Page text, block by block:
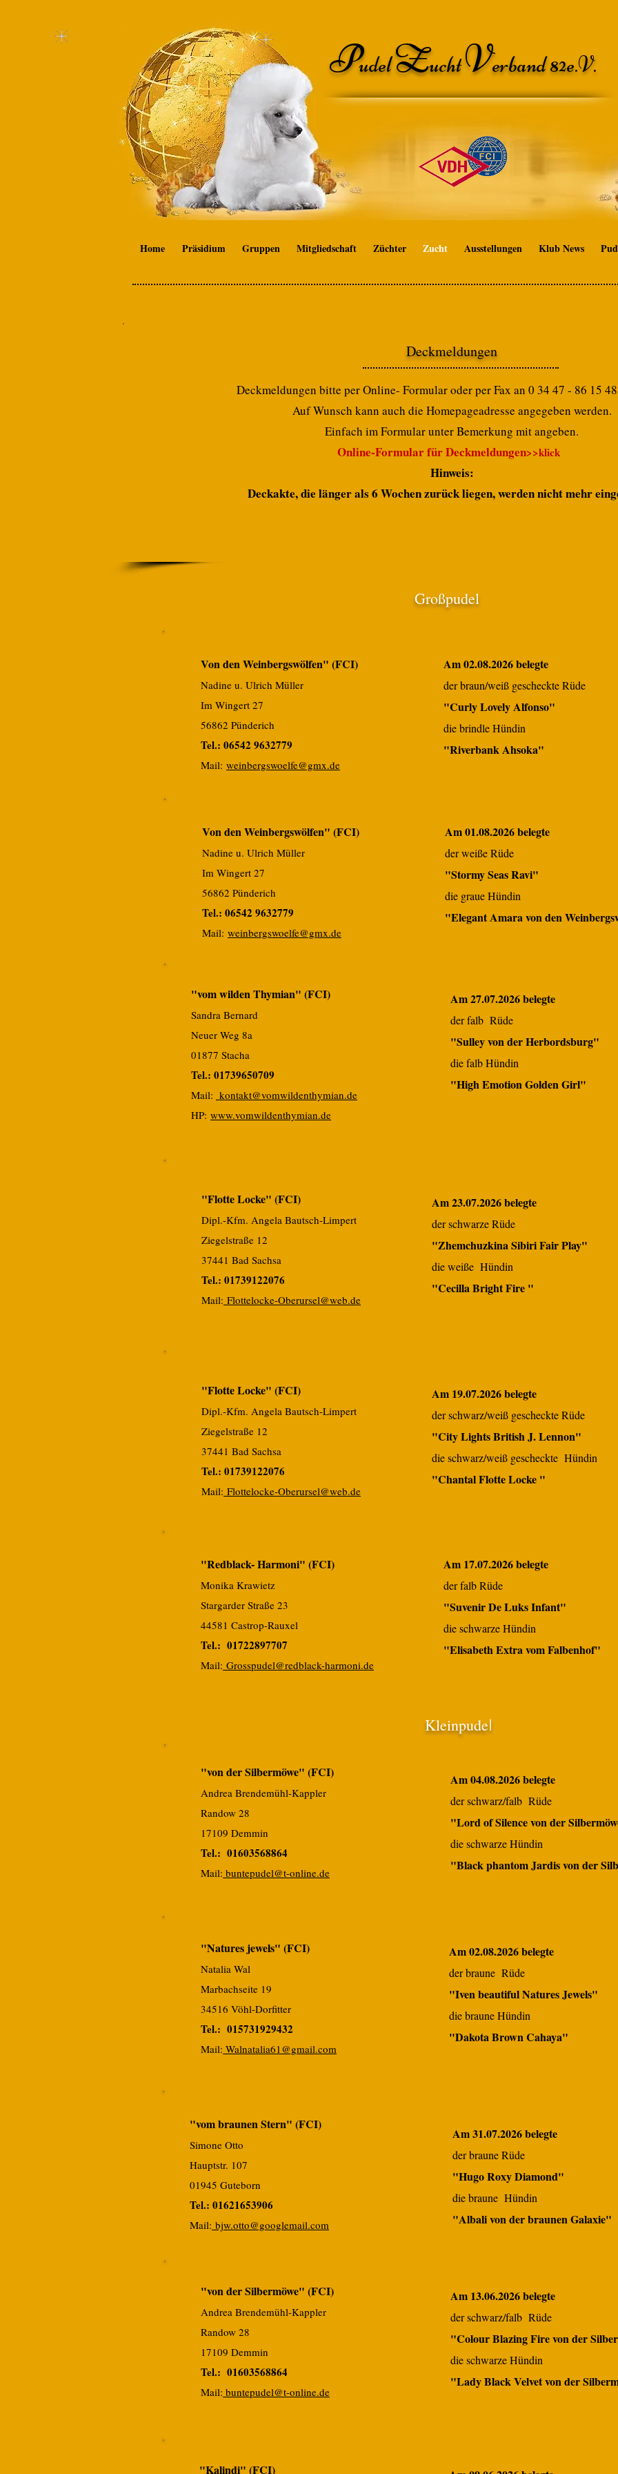
PudelZuchtVerband 82e.V.
Home Präsidium Gruppen Mitgliedschaft Züchter Zucht Ausstellungen Klub News
Deckmeldungen
Deckmeldungen bitte per Online- Formular oder per Fax an 0 34 47 - 86 15
Auf Wunsch kann auch die Homepageadresse angegeben werden.
Einfach im Formular unter Bemerkung mit angeben.
Online-Formular für Deckmeldungen>>klick
Hinweis:
Deckakte, die länger als 6 Wochen zurück liegen, werden nicht mehr
Großpudel
Am 02.08.2026 belegte
der braun/weiß gescheckte Rüde
"Curly Lovely Alfonso"
die brindle Hündin
"Riverbank Ahsoka"
Von den Weinbergswölfen" (FCI)
Nadine u. Ulrich Müller
Im Wingert 27
56862 Pünderich
Tel.: 06542 9632779
Mail: weinbergswoelfe@gmx.de
Am 01.08.2026 belegte
der weiße Rüde
"Stormy Seas Ravi"
die graue Hündin
"Elegant Amara von den
Von den Weinbergswölfen" (FCI)
Nadine u. Ulrich Müller
Im Wingert 27
56862 Pünderich
Tel.: 06542 9632779
Mail: weinbergswoelfe@gmx.de
"vom wilden Thymian" (FCI)
Sandra Bernard
Neuer Weg 8a
01877 Stacha
Tel.: 01739650709
Mail: kontakt@vomwildenthymian.de
HP: www.vomwildenthymian.de
Am 27.07.2026 belegte
der falb Rüde
"Sulley von der Herbordsburg"
die falb Hündin
"High Emotion Golden Girl"
"Flotte Locke" (FCI)
Dipl.-Kfm. Angela Bautsch-Limpert
Ziegelstraße 12
37441 Bad Sachsa
Tel.: 01739122076
Mail: Flottelocke-Oberursel@web.de
Am 23.07.2026 belegte
der schwarze Rüde
"Zhemchuzkina Sibiri Fair Play"
die weiße Hündin
"Cecilla Bright Fire "
"Flotte Locke" (FCI)
Dipl.-Kfm. Angela Bautsch-Limpert
Ziegelstraße 12
37441 Bad Sachsa
Tel.: 01739122076
Mail: Flottelocke-Oberursel@web.de
Am 19.07.2026 belegte
der schwarz/weiß gescheckte Rüde
"City Lights British J. Lennon"
die schwarz/weiß gescheckte Hündin
"Chantal Flotte Locke "
Am 17.07.2026 belegte
der falb Rüde
"Suvenir De Luks Infant"
die schwarze Hündin
"Elisabeth Extra vom Falbenhof"
"Redblack- Harmoni" (FCI)
Monika Krawietz
Stargarder Straße 23
44581 Castrop-Rauxel
Tel.: 01722897707
Mail: Grosspudel@redblack-harmoni.de
Kleinpudel
Am 04.08.2026 belegte
der schwarz/falb Rüde
"Lord of Silence von der
die schwarze Hündin
"Black phantom Jardis von der
"von der Silbermöwe" (FCI)
Andrea Brendemühl-Kappler
Randow 28
17109 Demmin
Tel.: 01603568864
Mail: buntepudel@t-online.de
Am 02.08.2026 belegte
der braune Rüde
"Iven beautiful Natures Jewels"
die braune Hündin
"Dakota Brown Cahaya"
"Natures jewels" (FCI)
Natalia Wal
Marbachseite 19
34516 Vöhl-Dorfitter
Tel.: 015731929432
Mail: Walnatalia61@gmail.com
Am 31.07.2026 belegte
der braune Rüde
"Hugo Roxy Diamond"
die braune Hündin
"Albali von der braunen Galaxie"
"vom braunen Stern" (FCI)
Simone Otto
Hauptstr. 107
01945 Guteborn
Tel.: 01621653906
Mail: bjw.otto@googlemail.com
"von der Silbermöwe" (FCI)
Andrea Brendemühl-Kappler
Randow 28
17109 Demmin
Tel.: 01603568864
Mail: buntepudel@t-online.de
Am 13.06.2026 belegte
der schwarz/falb Rüde
"Colour Blazing Fire von der
die schwarze Hündin
"Lady Black Velvet von der
"Kalindi" (FCI)